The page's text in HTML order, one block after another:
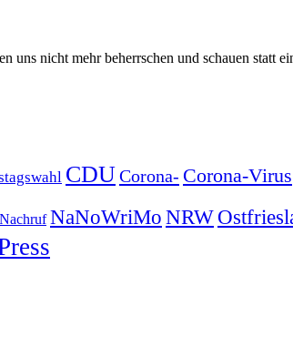
uns nicht mehr beherrschen und schauen statt
CDUCorona- Corona-Virus
Nachruf NaNoWriMo NRW